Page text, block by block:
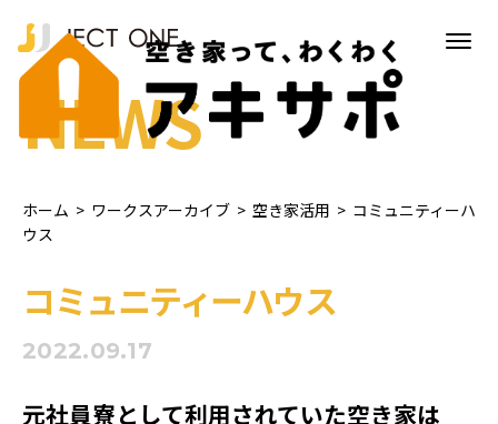
NEWS
ホーム > ワークスアーカイブ > 空き家活用 > コミュニティーハ
ウス
コミュニティーハウス
2022.09.17
元社員寮として利用されていた空き家は